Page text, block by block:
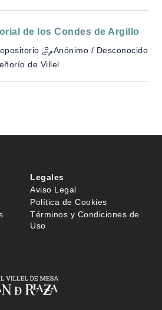
de los Condes de Argillo
Anónimo / Desconocido
de Villel
Legales
Aviso Legal
Política de Cookies
Términos y Condiciones de
Uso